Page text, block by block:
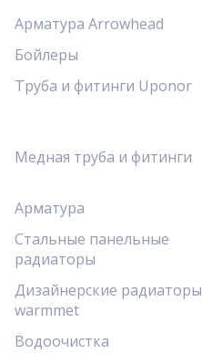
Арматура Arrowhead
Бойлеры
Труба и фитинги Uponor
Медная труба и фитинги
Арматура
Стальные панельные
радиаторы
Дизайнерские радиаторы
warmmet
Водоочистка